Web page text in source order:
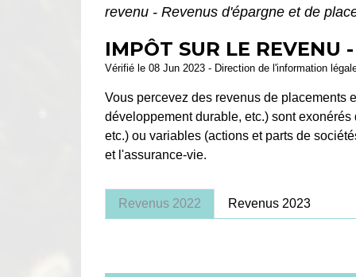
revenu - Revenus d'épargne et de
IMPÔT SUR LE REVENU
Vérifié le 08 Jun 2023 - Direction de l'information
Vous percevez des revenus de placements
développement durable, etc.) sont
etc.) ou variables (actions et parts de
et l'assurance-vie.
Revenus 2022 Revenus 2023